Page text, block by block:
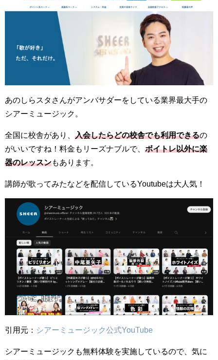
あのしらスタさんがアンバサダーをしている業界最大手の
シアーミュージック。
全国に校舎があり、 入会したらどの校舎でも利用できるの
がいいですね！料金もリーズナブルで、 ボイトレ以外に楽
器のレッスンもあります。
講師が歌ってみたなどを配信しているYoutubeは大人気！
引用元： シアーミュージック公式YouTube
シアーミュージックも無料体験を実施しているので、気に